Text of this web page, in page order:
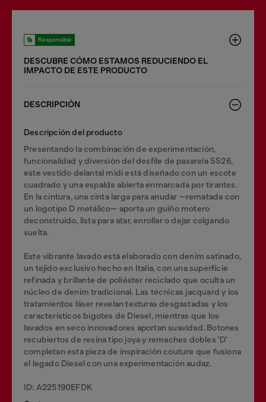
Responsible
DESCUBRE CÓMO ESTAMOS REDUCIENDO EL
IMPACTO DE ESTE PRODUCTO
DESCRIPCIÓN
Descripción del producto
Presentando la combinación de experimentación,
funcionalidad y diversión del desfile de pasarela SS26,
este vestido delantal midi está diseñado con un escote
cuadrado y una espalda abierta enmarcada por tirantes.
En la cintura, una cinta larga para anudar —rematada con
un logotipo D metálico— aporta un guiño motero
deconstruido, lista para atar, enrollar o dejar colgando
suelta.
Este vibrante lavado está elaborado con denim satinado,
un tejido exclusivo hecho en Italia, con una superficie
refinada y brillante de poliéster reciclado que oculta un
núcleo de denim tradicional. Las técnicas jacquard y los
tratamientos láser revelan texturas desgastadas y los
característicos bigotes de Diesel, mientras que los
lavados en seco innovadores aportan suavidad. Botones
recubiertos de resina tipo joya y remaches dobles 'D'
completan esta pieza de inspiración couture que fusiona
el legado Diesel con una experimentación audaz.
ID: A225190EFDK